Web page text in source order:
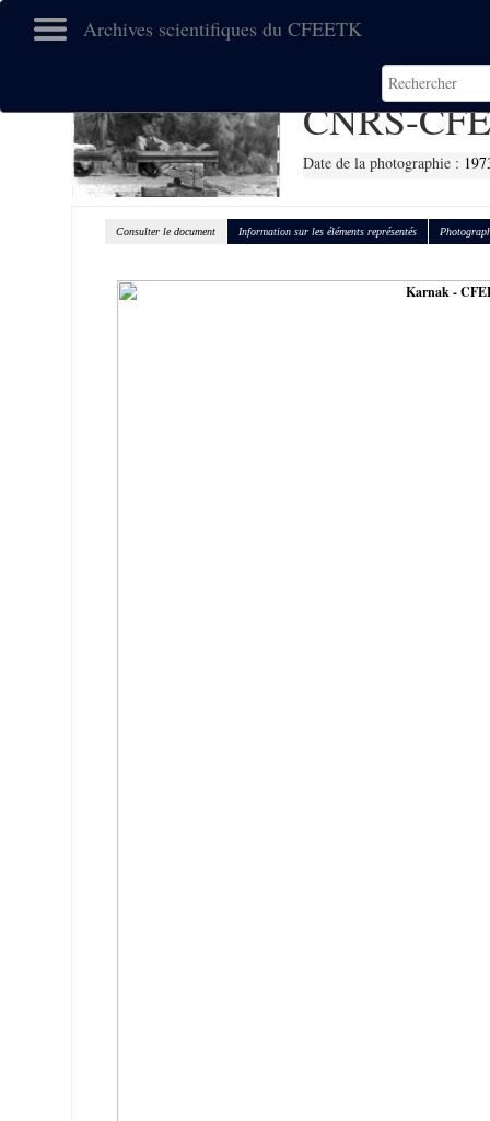
Archives scientifiques du CFEETK
CNRS-
Date de la photographie :
Consulter le document Information sur les éléments représentés